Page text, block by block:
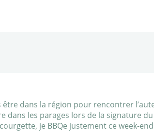
être dans la région pour rencontrer
les parages lors de la signature du
je BBQe justement ce week-